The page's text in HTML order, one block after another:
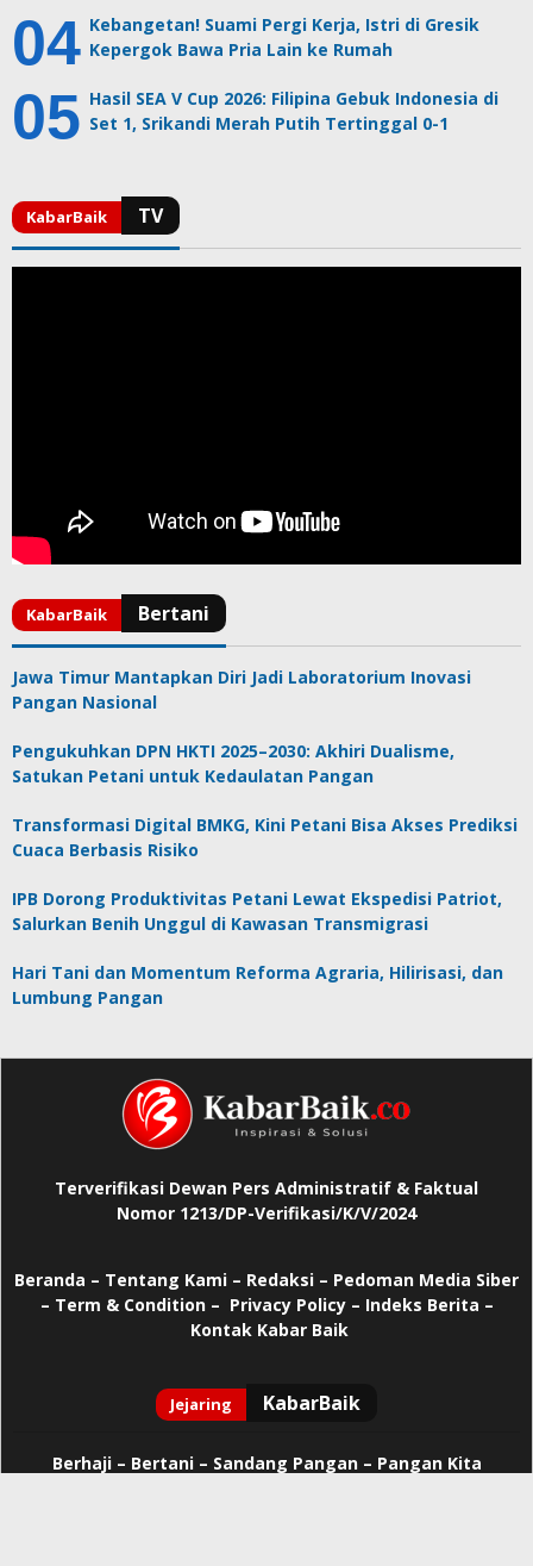
Kebangetan! Suami Pergi Kerja, Istri di Gresik
Kepergok Bawa Pria Lain ke Rumah
Hasil SEA V Cup 2026: Filipina Gebuk Indonesia di
Set 1, Srikandi Merah Putih Tertinggal 0-1
Jawa Timur Mantapkan Diri Jadi Laboratorium Inovasi
Pangan Nasional
Pengukuhkan DPN HKTI 2025–2030: Akhiri Dualisme,
Satukan Petani untuk Kedaulatan Pangan
Transformasi Digital BMKG, Kini Petani Bisa Akses Prediksi
Cuaca Berbasis Risiko
IPB Dorong Produktivitas Petani Lewat Ekspedisi Patriot,
Salurkan Benih Unggul di Kawasan Transmigrasi
Hari Tani dan Momentum Reforma Agraria, Hilirisasi, dan
Lumbung Pangan
Terverifikasi Dewan Pers Administratif & Faktual
Nomor 1213/DP-Verifikasi/K/V/2024
Beranda – Tentang Kami – Redaksi – Pedoman Media Siber
– Term & Condition – Privacy Policy– Indeks Berita –
Kontak Kabar Baik
Berhaji– Bertani – Sandang Pangan – Pangan Kita